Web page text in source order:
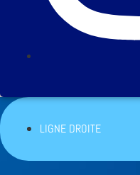
LIGNE DROITE